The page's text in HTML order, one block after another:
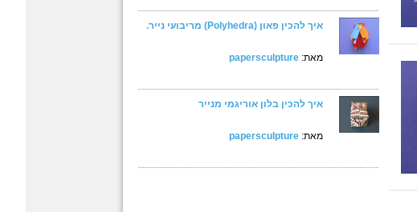
איך להכין פאון (Polyhedra) מריבועי נייר.
מאת: papersculpture
איך להכין בלון אוריגמי מנייר
מאת: papersculpture